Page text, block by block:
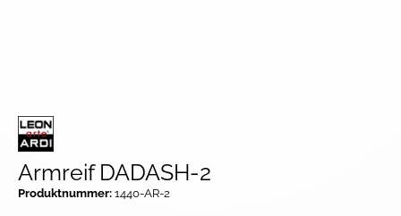
Armreif DADASH-2
Produktnummer: 1440-AR-2